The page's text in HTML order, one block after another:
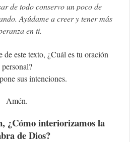
de todo conservo un poco de
Ayúdame a creer y tener más
en ti.
de este texto, ¿Cuál es tu oración
personal?
sus intenciones.
Amén.
¿Cómo interiorizamos la
de Dios?